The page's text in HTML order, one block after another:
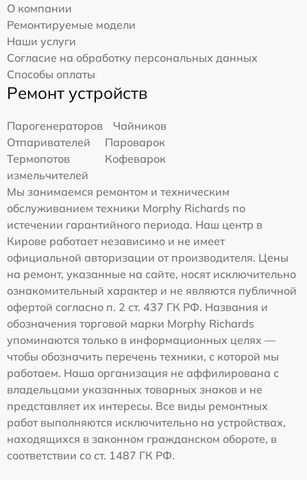
О компании
Ремонтируемые модели
Наши услуги
Согласие на обработку персональных данных
Способы оплаты
Ремонт устройств
Парогенераторов
Чайников
Отпаривателей
Пароварок
Термопотов
Кофеварок
измельчителей
Мы занимаемся ремонтом и техническим
обслуживанием техники Morphy Richards по
истечении гарантийного периода. Наш центр в
Кирове работает независимо и не имеет
официальной авторизации от производителя. Цены
на ремонт, указанные на сайте, носят исключительно
ознакомительный характер и не являются публичной
офертой согласно п. 2 ст. 437 ГК РФ. Названия и
обозначения торговой марки Morphy Richards
упоминаются только в информационных целях —
чтобы обозначить перечень техники, с которой мы
работаем. Наша организация не аффилирована с
владельцами указанных товарных знаков и не
представляет их интересы. Все виды ремонтных
работ выполняются исключительно на устройствах,
находящихся в законном гражданском обороте, в
соответствии со ст. 1487 ГК РФ.